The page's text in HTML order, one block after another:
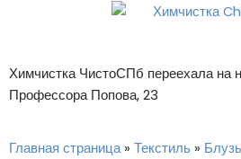
Химчистка ЧистоСПб переехала на
Профессора Попова, 23
Главная страница» Текстиль »